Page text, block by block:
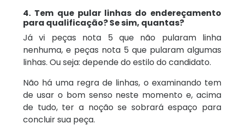
4. Tem que pular linhas do endereçamento
para qualificação? Se sim, quantas?
Já vi peças nota 5 que não pularam linha
nenhuma, e peças nota 5 que pularam algumas
linhas. Ou seja: depende do estilo do candidato.
Não há uma regra de linhas, o examinando tem
de usar o bom senso neste momento e, acima
de tudo, ter a noção se sobrará espaço para
concluir sua peça.